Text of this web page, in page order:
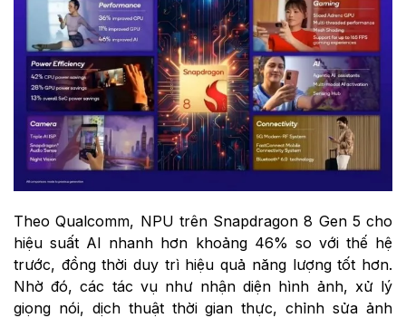
Theo Qualcomm, NPU trên Snapdragon 8 Gen 5 cho
hiệu suất AI nhanh hơn khoảng 46% so với thế hệ
trước, đồng thời duy trì hiệu quả năng lượng tốt hơn.
Nhờ đó, các tác vụ như nhận diện hình ảnh, xử lý
giọng nói, dịch thuật thời gian thực, chỉnh sửa ảnh